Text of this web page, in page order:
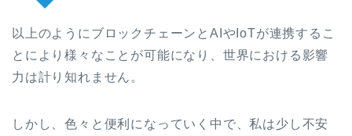
以上のようにブロックチェーンとAIやIoTが連携するこ
とにより様々なことが可能になり、世界における影響
力は計り知れません。
しかし、色々と便利になっていく中で、私は少し不安